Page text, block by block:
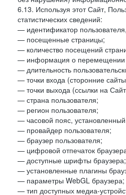
6.13. Используя этот Сайт,
статистических сведений:
— идентификатор
— посещенные страницы;
— количество посещений
— информация о перемещении
— длительность
— точки входа (сторонние
— точки выхода (ссылки на
— страна пользователя;
— регион пользователя;
— часовой пояс, установленный
— провайдер пользователя;
— браузер пользователя;
— цифровой отпечаток
— доступные шрифты браузера;
— установленные плагины
— параметры WebGL браузера;
— тип доступных медиа-